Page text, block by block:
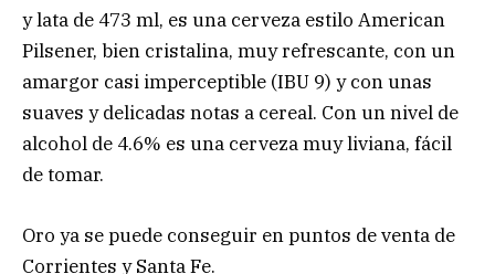
y lata de 473 ml, es una cerveza estilo American
Pilsener, bien cristalina, muy refrescante, con un
amargor casi imperceptible (IBU 9) y con unas
suaves y delicadas notas a cereal. Con un nivel de
alcohol de 4.6% es una cerveza muy liviana, fácil
de tomar.
Oro ya se puede conseguir en puntos de venta de
Corrientes y Santa Fe.